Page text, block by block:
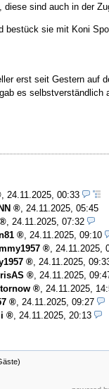
sind auch in der
bestück sie mit Koni
erst seit Gestern auf
es selbstverständlich
, 24.11.2025, 00:33
, 24.11.2025, 05:45
, 24.11.2025, 07:32
, 24.11.2025, 09:10
, 24.11.2025,
, 24.11.2025,
, 24.11.2025,
, 24.11.2025,
, 24.11.2025, 09:27
, 24.11.2025, 20:13